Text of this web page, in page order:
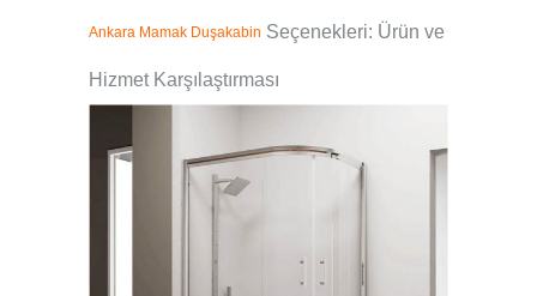
Ankara Mamak Duşakabin Seçenekleri: Ürün ve
Hizmet Karşılaştırması